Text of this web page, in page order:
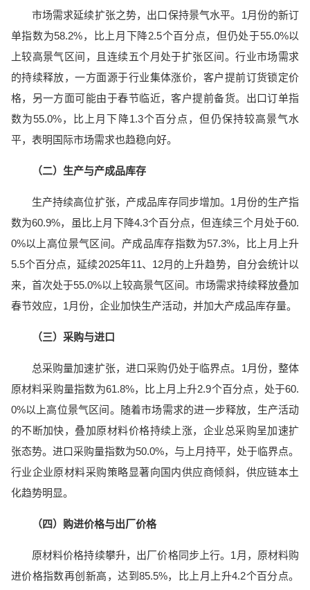
市场需求延续扩张之势，出口保持景气水平。1月份的新订
单指数为58.2%，比上月下降2.5个百分点，但仍处于55.0%以
上较高景气区间，且连续五个月处于扩张区间。行业市场需求
的持续释放，一方面源于行业集体涨价，客户提前订货锁定价
格，另一方面可能由于春节临近，客户提前备货。出口订单指
数为55.0%，比上月下降1.3个百分点，但仍保持较高景气水
平，表明国际市场需求也趋稳向好。
（二）生产与产成品库存
生产持续高位扩张，产成品库存同步增加。1月份的生产指
数为60.9%，虽比上月下降4.3个百分点，但连续三个月处于60.
0%以上高位景气区间。产成品库存指数为57.3%，比上月上升
5.5个百分点，延续2025年11、12月的上升趋势，自分会统计以
来，首次处于55.0%以上较高景气区间。市场需求持续释放叠加
春节效应，1月份，企业加快生产活动，并加大产成品库存量。
（三）采购与进口
总采购量加速扩张，进口采购仍处于临界点。1月份，整体
原材料采购量指数为61.8%，比上月上升2.9个百分点，处于60.
0%以上高位景气区间。随着市场需求的进一步释放，生产活动
的不断加快，叠加原材料价格持续上涨，企业总采购呈加速扩
张态势。进口采购量指数为50.0%，与上月持平，处于临界点。
行业企业原材料采购策略显著向国内供应商倾斜，供应链本土
化趋势明显。
（四）购进价格与出厂价格
原材料价格持续攀升，出厂价格同步上行。1月，原材料购
进价格指数再创新高，达到85.5%，比上月上升4.2个百分点。